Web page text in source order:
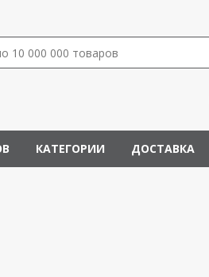
КАТЕГОРИИ ДОСТАВКА